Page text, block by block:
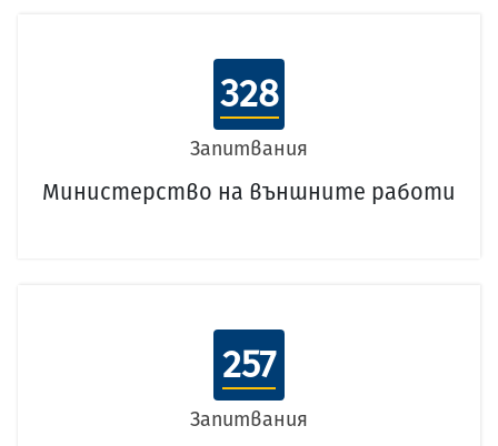
328
Запитвания
Министерство на външните работи
257
Запитвания